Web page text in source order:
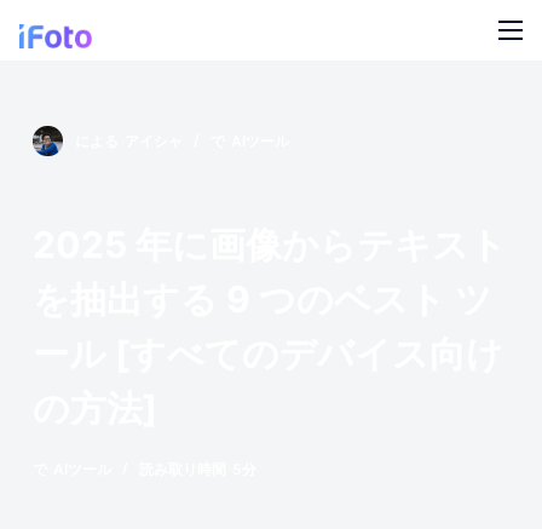
コ
ン
ツAI ファッションモデル
ブログ